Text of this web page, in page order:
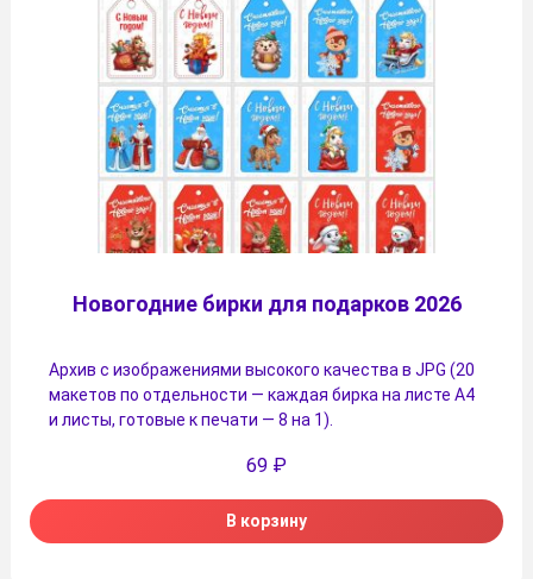
Новогодние бирки для подарков 2026
Архив с изображениями высокого качества в JPG (20
макетов по отдельности — каждая бирка на листе А4
и листы, готовые к печати — 8 на 1).
69 ₽
В корзину